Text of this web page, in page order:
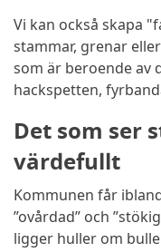
Vi kan också skapa
stammar, grenar
som är beroende av
hackspetten,
Det som ser
värdefullt
Kommunen får
”ovårdad” och
ligger huller om